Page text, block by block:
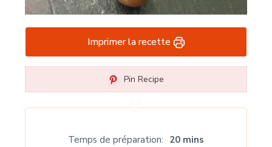
Imprimer la recette
Pin Recipe
Temps de préparation
20 mins